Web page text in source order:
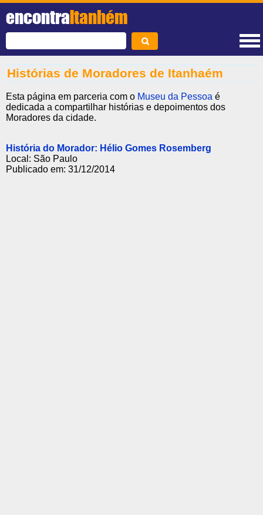
encontraItanhém
Histórias de Moradores de Itanhaém
Esta página em parceria com o Museu da Pessoa é
dedicada a compartilhar histórias e depoimentos dos
Moradores da cidade.
História do Morador: Hélio Gomes Rosemberg
Local: São Paulo
Publicado em: 31/12/2014